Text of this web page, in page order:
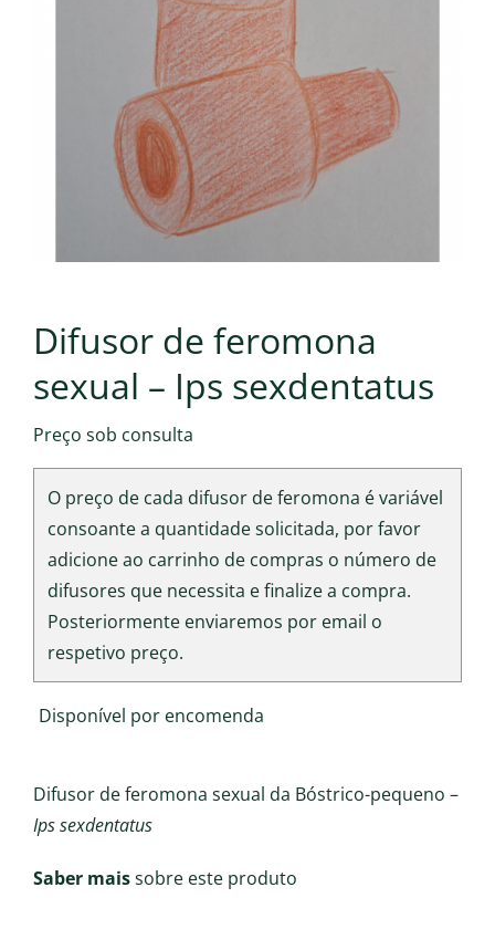
Difusor de feromona
sexual – Ips sexdentatus
Preço sob consulta
O preço de cada difusor de feromona é variável
consoante a quantidade solicitada, por favor
adicione ao carrinho de compras o número de
difusores que necessita e finalize a compra.
Posteriormente enviaremos por email o
respetivo preço.
Disponível por encomenda
Difusor de feromona sexual da Bóstrico-pequeno –
Ips sexdentatus
Saber maissobre este produto